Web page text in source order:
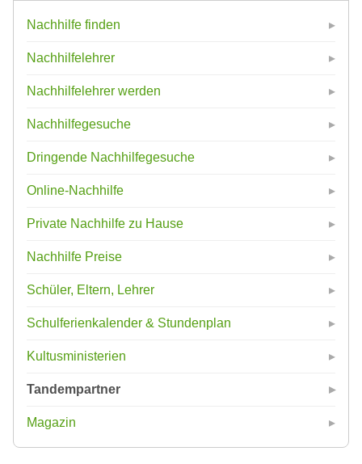
Nachhilfe finden
Nachhilfelehrer
Nachhilfelehrer werden
Nachhilfegesuche
Dringende Nachhilfegesuche
Online-Nachhilfe
Private Nachhilfe zu Hause
Nachhilfe Preise
Schüler, Eltern, Lehrer
Schulferienkalender & Stundenplan
Kultusministerien
Tandempartner
Magazin